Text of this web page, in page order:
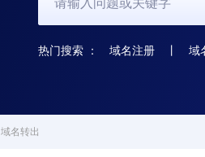
热门搜索 ： 域名注册 域
域名转出